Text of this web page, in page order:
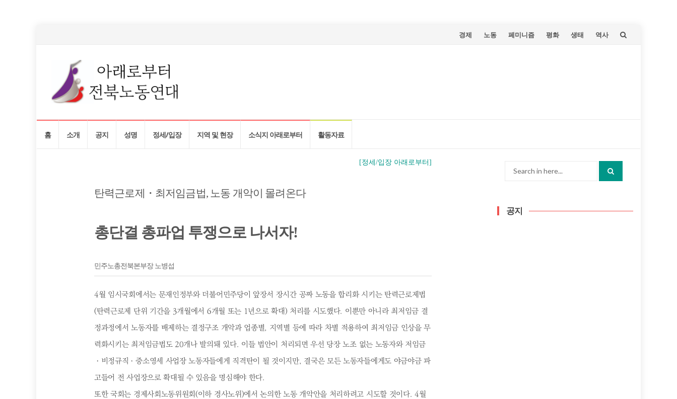
Skip
경제 노동 페미니즘 평화 생태 역사
홈 소개 공지 성명 정세/입장 지역 및 현장 소식지 아래로부터 활동자료
[정세/입장 아래로부터]
탄력근로제・최저임금법, 노동 개악이 몰려온다
총단결 총파업 투쟁으로 나서자!
민주노총전북본부장 노병섭
4월 임시국회에서는 문재인정부와 더불어민주당이 앞장서 장시간 공짜 노동을 합리화 시키는 탄력근로제법
(탄력근로제 단위 기간을 3개월에서 6개월 또는 1년으로 확대) 처리를 시도했다. 이뿐만 아니라 최저임금 결
정과정에서 노동자를 배제하는 결정구조 개악과 업종별, 지역별 등에 따라 차별 적용하여 최저임금 인상을 무
력화시키는 최저임금법도 20개나 발의돼 있다. 이들 법안이 처리되면 우선 당장 노조 없는 노동자와 저임금
ㆍ비정규직ㆍ중소영세 사업장 노동자들에게 직격탄이 될 것이지만, 결국은 모든 노동자들에게도 야금야금 파
고들어 전 사업장으로 확대될 수 있음을 명심해야 한다.
또한 국회는 경제사회노동위원회(이하 경사노위)에서 논의한 노동 개악안을 처리하려고 시도할 것이다. 4월
공지